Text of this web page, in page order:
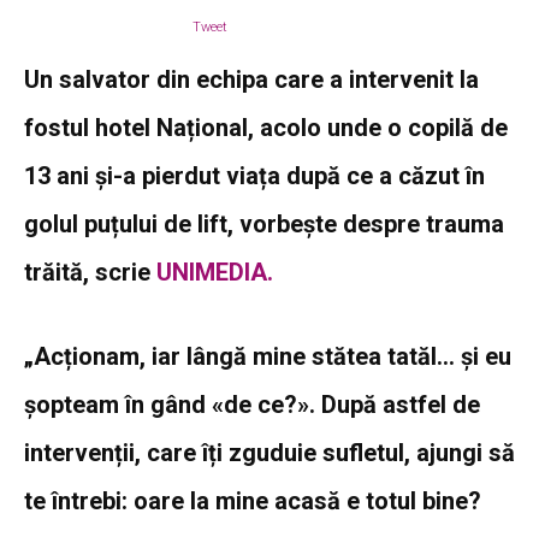
Tweet
Un salvator din echipa care a intervenit la
fostul hotel Național, acolo unde o copilă de
13 ani și-a pierdut viața după ce a căzut în
golul puțului de lift, vorbește despre trauma
trăită, scrie UNIMEDIA.
„Acționam, iar lângă mine stătea tatăl… și eu
șopteam în gând «de ce?». După astfel de
intervenții, care îți zguduie sufletul, ajungi să
te întrebi: oare la mine acasă e totul bine?